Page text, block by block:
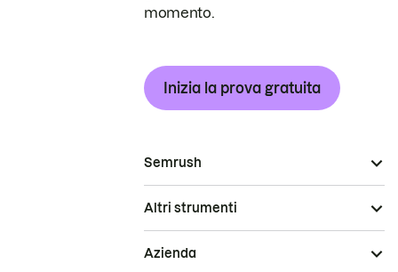
momento.
Inizia la prova gratuita
Semrush
Altri strumenti
Azienda